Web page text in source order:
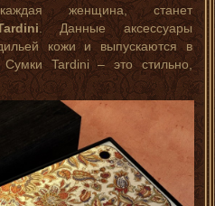
женщина, станет
. Данные аксессуары
кожи и выпускаются в
Сумки Tardini – это стильно,